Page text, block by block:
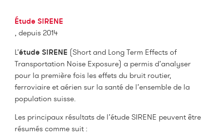
Étude SiRENE
, depuis 2014
L’étude SiRENE (Short and Long Term Effects of
Transportation Noise Exposure) a permis d’analyser
pour la première fois les effets du bruit routier,
ferroviaire et aérien sur la santé de l’ensemble de la
population suisse.
Les principaux résultats de l’étude SIRENE peuvent être
résumés comme suit :